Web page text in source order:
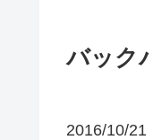
バック
2016/10/21